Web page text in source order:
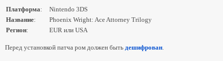
Платформа:
Nintendo 3DS
Название:
Phoenix Wright: Ace Attorney Trilogy
Регион: EUR или USA
Перед установкой патча ром должен быть дешифрован.